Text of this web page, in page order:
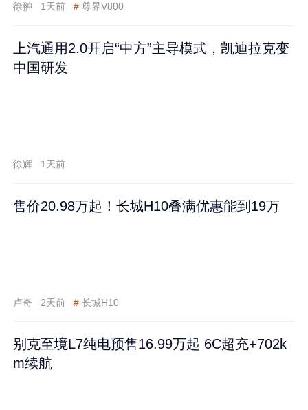
徐翀 1天前 # 尊界V800
上汽通用2.0开启“中方”主导模式，凯迪拉克变
中国研发
徐辉 1天前
售价20.98万起！长城H10叠满优惠能到19万
卢奇 2天前 # 长城H10
别克至境L7纯电预售16.99万起 6C超充+702k
m续航